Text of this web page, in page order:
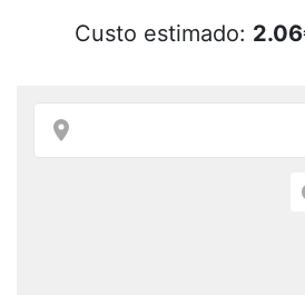
Custo estimado: 2.06